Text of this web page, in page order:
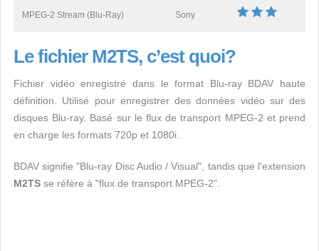
MPEG-2 Stream (Blu-Ray) Sony
Le fichier M2TS, c’est quoi?
Fichier vidéo enregistré dans le format Blu-ray BDAV haute
définition. Utilisé pour enregistrer des données vidéo sur des
disques Blu-ray. Basé sur le flux de transport MPEG-2 et prend
en charge les formats 720p et 1080i.
BDAV signifie "Blu-ray Disc Audio / Visual", tandis que l'extension
M2TS se réfère à "flux de transport MPEG-2".